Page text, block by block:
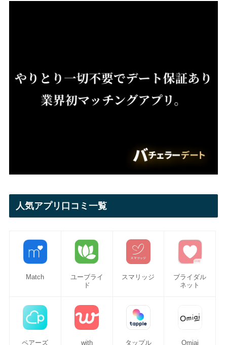
人気アプリ口コミ一覧
Match
ユーブライ
ド
スマリッジ
ブライダル
ネット
ペアーズ with タップル Omiai